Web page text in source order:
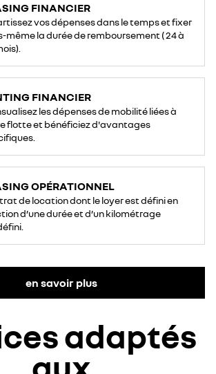
FINANCIER
vos dépenses dans le temps et fixer
même la durée de remboursement ( 24 à
FINANCIER
les dépenses de mobilité liées à
flotte et bénéficiez d'avantages
OPÉRATIONNEL
de location dont le loyer est défini en
d’une durée et d’un kilométrage
en savoir plus
adaptés